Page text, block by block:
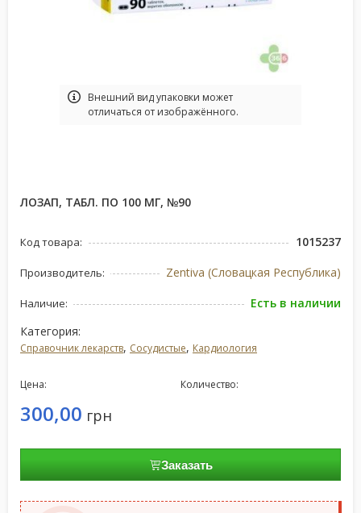
Bнешний вид упаковки может
отличаться от изображённого.
ЛОЗАП, ТАБЛ. ПО 100 МГ, №90
Код товара: 1015237
Производитель: Zentiva (Словацкая Республика)
Наличие:
Есть в наличии
Категория:
Справочник лекарств, Сосудистые, Кардиология
Цена:
300,00 грн
Количество:
Заказать